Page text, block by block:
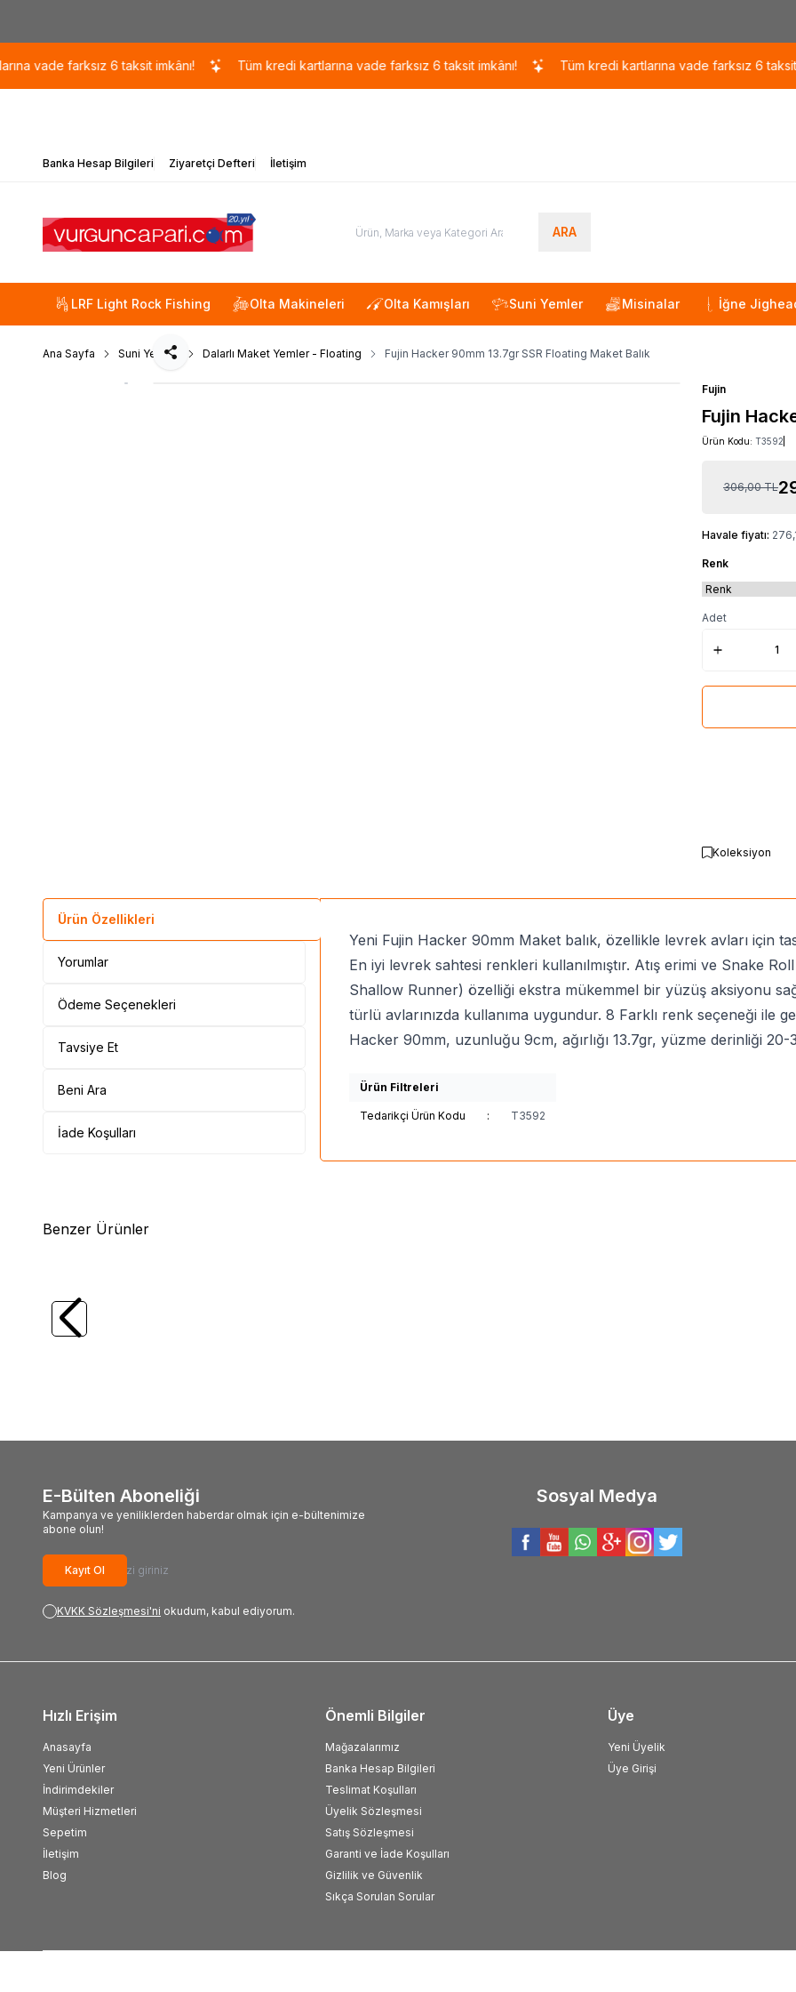
farksız 6 taksit imkânı! Tüm kredi kartlarına vade farksız 6 taksit imkânı! Tüm kredi kartlarına vade farksız 6 taksit
Banka Hesap Bilgileri Ziyaretçi Defteri İletişim
ARA
LRF Light Rock Fishing Olta Makineleri Olta Kamışları Suni Yemler Misinalar İğne
Ana Sayfa Suni Yemler Dalarlı Maket Yemler - Floating Fujin Hacker 90mm 13.7gr SSR Floating Maket Balık
Paylaş
Fujin
Fujin
Ürün Kodu: T3592
306,00TL
Havale fiyatı:
Renk
Adet
Koleksiyon
Ürün Özellikleri
Yorumlar
Ödeme Seçenekleri
Tavsiye Et
Beni Ara
İade Koşulları
Yeni Fujin Hacker 90mm Maket balık, özellikle levrek avları için
En iyi levrek sahtesi renkleri kullanılmıştır. Atış erimi ve Snake
Shallow Runner) özelliği ekstra mükemmel bir yüzüş aksiyonu
türlü avlarınızda kullanıma uygundur. 8 Farklı renk seçeneği ile
Hacker 90mm, uzunluğu 9cm, ağırlığı 13.7gr, yüzme derinliği 20-
Ürün Filtreleri
Tedarikçi Ürün Kodu : T3592
Benzer Ürünler
Duo
100mm 13gr Maket Balık
E-Bülten Aboneliği
Kampanya ve yeniliklerden haberdar olmak için e-bültenimize
abone olun!
Kayıt Ol
KVKK Sözleşmesi'ni okudum, kabul ediyorum.
Sosyal Medya
Hızlı Erişim
Anasayfa
Yeni Ürünler
İndirimdekiler
Müşteri Hizmetleri
Sepetim
İletişim
Blog
Önemli Bilgiler
Mağazalarımız
Banka Hesap Bilgileri
Teslimat Koşulları
Üyelik Sözleşmesi
Satış Sözleşmesi
Garanti ve İade Koşulları
Gizlilik ve Güvenlik
Sıkça Sorulan Sorular
Üye
Yeni Üyelik
Üye Girişi